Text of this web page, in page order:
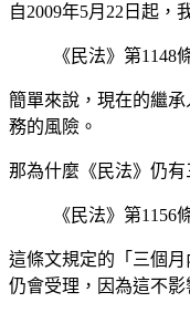
自2009年5月22日起，
《民法》第
簡單來說，現在的繼承
務的風險。
那為什麼《民法》仍有
《民法》第
這條文規定的「三個
仍會受理，因為這不